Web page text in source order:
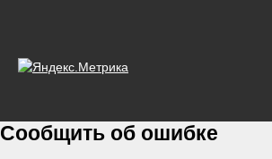
Сообщить об ошибке